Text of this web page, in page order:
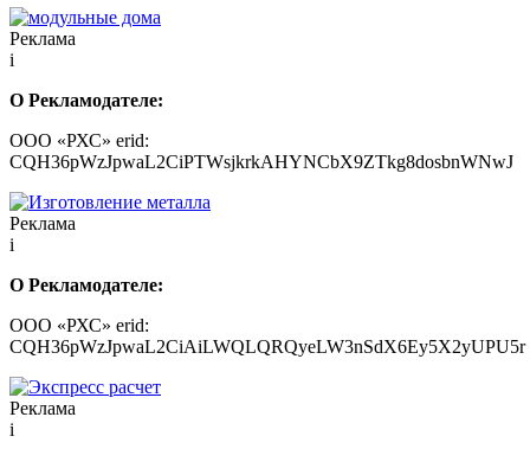
Реклама
i
О Рекламодателе:
ООО «РХС» erid:
CQH36pWzJpwaL2CiPTWsjkrkAHYNCbX9ZTkg8dosbnWNwJ
Реклама
i
О Рекламодателе:
ООО «РХС» erid:
CQH36pWzJpwaL2CiAiLWQLQRQyeLW3nSdX6Ey5X2yUPU5r
Реклама
i